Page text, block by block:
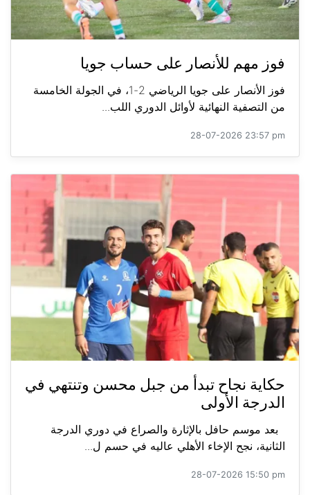
فوز مهم للأنصار على حساب جويا
فوز الأنصار على جويا الرياضي 2-1، في الجولة الخامسة
من التصفية النهائية لأوائل الدوري اللب...
28-07-2026 23:57 pm
حكاية نجاح تبدأ من جبل محسن وتنتهي في
الدرجة الأولى
بعد موسم حافل بالإثارة والصراع في دوري الدرجة
الثانية، نجح الإخاء الأهلي عاليه في حسم ل...
28-07-2026 15:50 pm